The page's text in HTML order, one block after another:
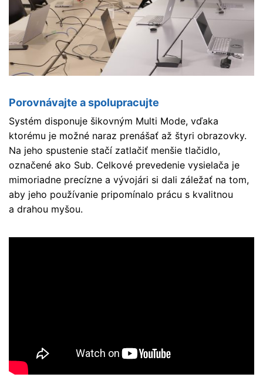
Porovnávajte a spolupracujte
Systém disponuje šikovným Multi Mode, vďaka
ktorému je možné naraz prenášať až štyri obrazovky.
Na jeho spustenie stačí zatlačiť menšie tlačidlo,
označené ako Sub. Celkové prevedenie vysielača je
mimoriadne precízne a vývojári si dali záležať na tom,
aby jeho používanie pripomínalo prácu s kvalitnou
a drahou myšou.